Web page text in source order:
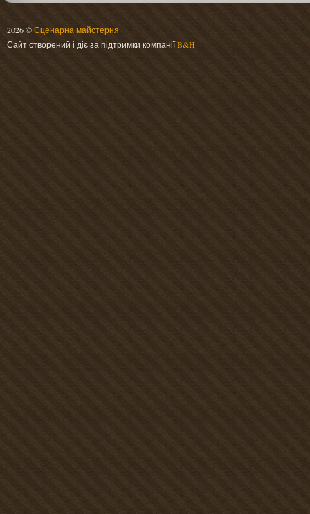
2026 ©Сценарна майстерня
Сайт створений і діє за підтримки компаніїB&H